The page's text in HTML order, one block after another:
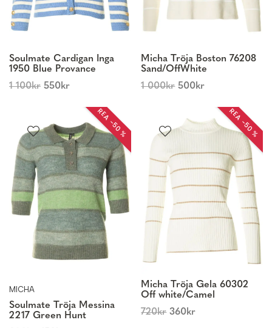
Soulmate Cardigan Inga
1950 Blue Provance
1 100kr 550kr
Micha Tröja Boston 76208
Sand/OffWhite
1 000kr 500kr
REA −50 %
MICHA
Soulmate Tröja Messina
2217 Green Hunt
REA −50 %
Micha Tröja Gela 60302
Off white/Camel
720kr 360kr